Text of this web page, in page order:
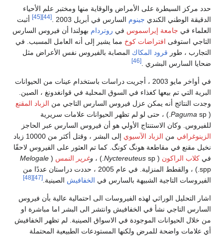
حدد مركز السيطرة على الأمراض والوقاية منها ومختبر علم الأحياء
الدقيقة الوطني الكنديجينومالسارس في أبريل 2003 . [45]
أثبت
العلماء فيجامعة إيراسموس فيروتردامبهولندا أن فيروس السارس
التاجي استوفىافتراضات كوخمما يشير إلى أنه العامل المسبب. في
التجارب ، طور قرود المكاكالمصابة بالفيروس نفس الأعراض مثل
ضحايا السارس البشري .
في أواخر مايو 2003 ، أجريت دراسات باستخدام عينات من الحيوانات
البرية التي تم بيعها كغذاء في السوق المحلية في قوانغدونغ ، الصين.
وجدت النتائج أنه يمكن عزل فيروس السارس التاجي منالزباد المقنع
(
Pagumasp.) ، حتى لو لم تظهر الحيوانات علامات سريرية
للفيروس. وكان الاستنتاج الأولي هو أن فيروس السارس عبر الحاجز
الزينوغرافي منالزباد الآسيوي
إلى البشر ، وقتل أكثر من 10000 زباد
نخيل مقنع في مقاطعة هونگ كونگ. كما تم العثور على الفيروس لاحقًا
فيكلاب الراكون(
Nyctereuteussp.) ، وغرير النمس (
Melogale
spp.) ، والقطط المنزلية. في عام 2005 ، حددت دراستان عددًا من
الفيروسات التاجية الشبيهة بالسارس فيالخفافيش الصينية. [48]
اشار التحليل الوراثي لهذه الفيروسات الى احتمالية عالية بأن فيروس
السارس التاجي نشأ في الخفافيش وانتشر الى البشر اما مباشرة او
من خلال الحيوانات الموجودة في الاسواق الصينية. لم تظهر الخفافيش
أي علامات واضحة للمرض ولكنها المستودعات الطبيعية المحتملة